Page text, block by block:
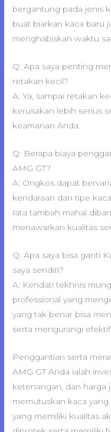
bergantung pada jenis
buat biarkan kaca baru
menghabiskan waktu
Q: Apa saya penting
retakan kecil?
A: Ya, sampai retakan
kerusakan lebih serius
keamanan Anda.
Q: Berapa biaya
AMG GT?
A: Ongkos dapat
kendaraan dan tipe
rata tambah mahal
menawarkan kualitas
Q: Apa saya bisa ganti
saya sendiri?
A: Kendati tekhnis
professional yang
yang tak benar bisa
serta mengurangi
Penggantian serta
AMG GT Anda ialah
ketenangan, dan harga
memutuskan kaca
yang memiliki kualitas